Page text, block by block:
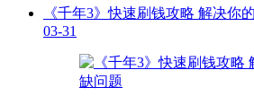
《千年3》快速刷钱攻略 解决你
03-31